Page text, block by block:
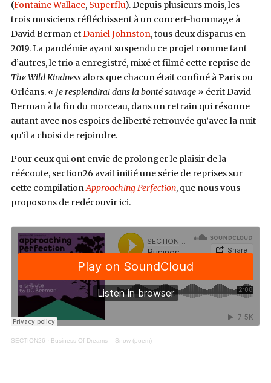
(Fontaine Wallace, Superflu). Depuis plusieurs mois, les
trois musiciens réfléchissent à un concert-hommage à
David Berman etDaniel Johnston, tous deux disparus en
2019. La pandémie ayant suspendu ce projet comme tant
d’autres, le trio a enregistré, mixé et filmé cette reprise de
The Wild Kindnessalors que chacun était confiné à Paris ou
Orléans.« Je resplendirai dans la bonté sauvage » écrit David
Berman à la fin du morceau, dans un refrain qui résonne
autant avec nos espoirs de liberté retrouvée qu’avec la nuit
qu’il a choisi de rejoindre.
Pour ceux qui ont envie de prolonger le plaisir de la
réécoute, section26 avait initié une série de reprises sur
cette compilation Approaching Perfection, que nous vous
proposons de redécouvir ici.
SECTION26 · Business Of Dreams – Snow (poem)